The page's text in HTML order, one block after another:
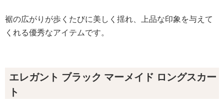
裾の広がりが歩くたびに美しく揺れ、上品な印象を与えて
くれる優秀なアイテムです。
エレガント ブラック マーメイド ロングスカー
ト